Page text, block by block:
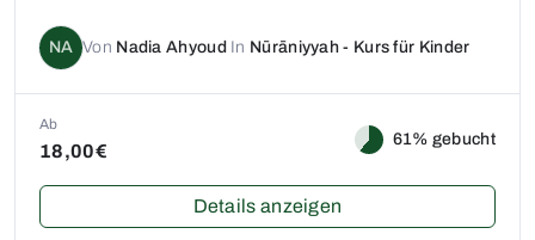
NA Von Nadia Ahyoud In Nūrāniyyah - Kurs für Kinder
Ab
18,00€
61% gebucht
Details anzeigen